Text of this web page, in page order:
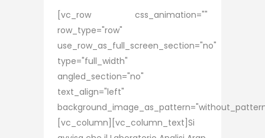
[vc_row css_animation=""
row_type="row"
use_row_as_full_screen_section="no"
type="full_width"
angled_section="no"
text_align="left"
[vc_column][vc_column_text]Si